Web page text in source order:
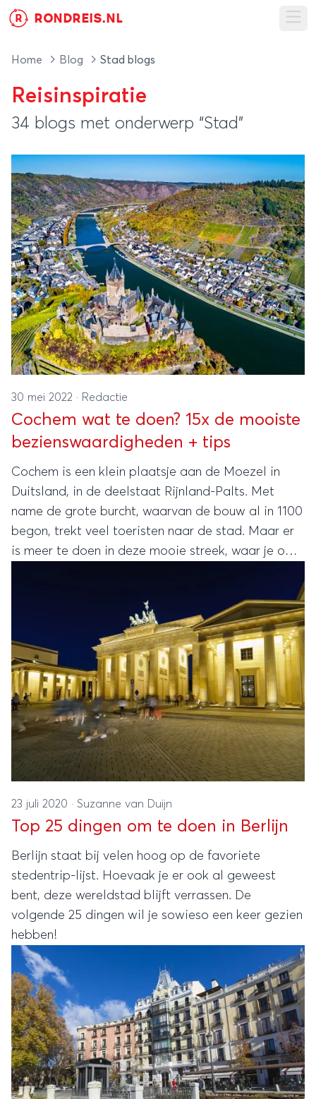
R RONDREIS.NL
Home Blog Stad blogs
Reisinspiratie
34 blogs met onderwerp “Stad”
30 mei 2022 · Redactie
Cochem wat te doen? 15x de mooiste
bezienswaardigheden + tips
Cochem is een klein plaatsje aan de Moezel in
Duitsland, in de deelstaat Rijnland-Palts. Met
name de grote burcht, waarvan de bouw al in 1100
begon, trekt veel toeristen naar de stad. Maar er
is meer te doen in deze mooie streek, waar je ook
bezienswaardigheden en dingen om te doen in
Cochem en omgeving!
23 juli 2020 · Suzanne van Duijn
Top 25 dingen om te doen in Berlijn
Berlijn staat bij velen hoog op de favoriete
stedentrip-lijst. Hoevaak je er ook al geweest
bent, deze wereldstad blijft verrassen. De
volgende 25 dingen wil je sowieso een keer gezien
hebben!